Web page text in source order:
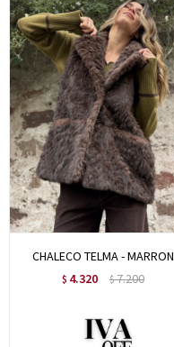
CHALECO TELMA - MARRON
$ 4.320 $7.200